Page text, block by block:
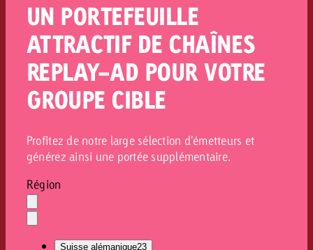
UN PORTEFEUILLE
ATTRACTIF DE CHAÎNES
REPLAY-AD POUR VOTRE
GROUPE CIBLE
Profitez de notre large sélection d’émetteurs et
générez ainsi une portée supplémentaire.
Région
Effacer
la
Ouvrir
Suisse alémanique23